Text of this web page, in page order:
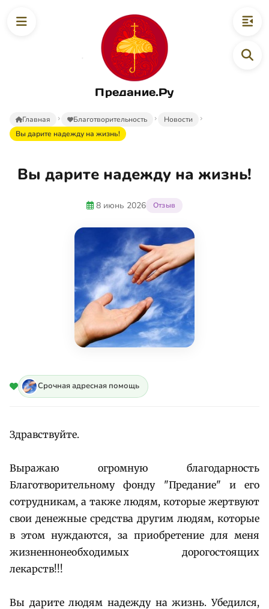
Предание.Ру
Главная Благотворительность
Новости
Вы дарите надежду на жизнь!
Вы дарите надежду на жизнь!
8 июнь 2026 Отзыв
Срочная адресная помощь
Здравствуйте.
Выражаю огромную благодарность
Благотворительному фонду "Предание" и его
сотрудникам, а также людям, которые жертвуют
свои денежные средства другим людям, которые
в этом нуждаются, за приобретение для меня
жизненнонеобходимых дорогостоящих
лекарств!!!
Вы дарите людям надежду на жизнь. Убедился,